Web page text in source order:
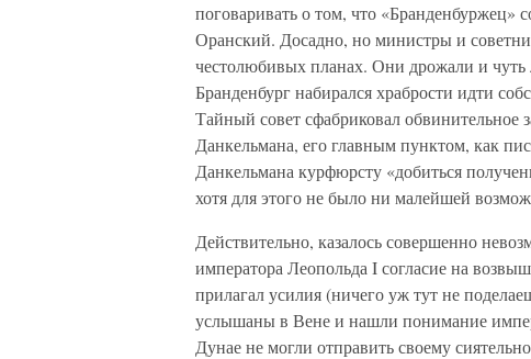
поговаривать о том, что «Бранденбуржец»
Оранский. Досадно, но министры и
честолюбивых планах. Они дрожали и чуть
Бранденбург набирался храбрости идти
Тайный совет сфабриковал обвинительное
Данкельмана, его главным пунктом, как
Данкельмана курфюрсту «добиться
хотя для этого не было ни малейшей
Действительно, казалось совершенно
императора Леопольда I согласие на
прилагал усилия (ничего уж тут не
услышаны в Вене и нашли понимание
Дунае не могли отправить своему